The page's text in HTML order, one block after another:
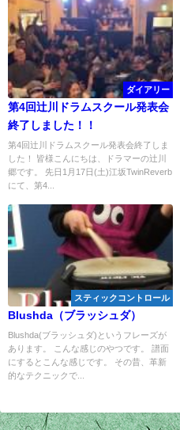
ダイアリー
第4回辻川ドラムスクール発表会
終了しました！！
第4回辻川ドラムスクール発表会終了しま
した！ 皆様こんにちは、ドラマーの辻川
郷です。 先日1月17日(土)江坂TwinReverb
にて、第4...
スティックコントロール
Blushda（ブラッシュダ）
Blushda(ブラッシュダ)というフレーズが
あります。 こんな感じのやつです。 譜面
にするとこんな感じです。 その昔、革新
的なテクニックで...